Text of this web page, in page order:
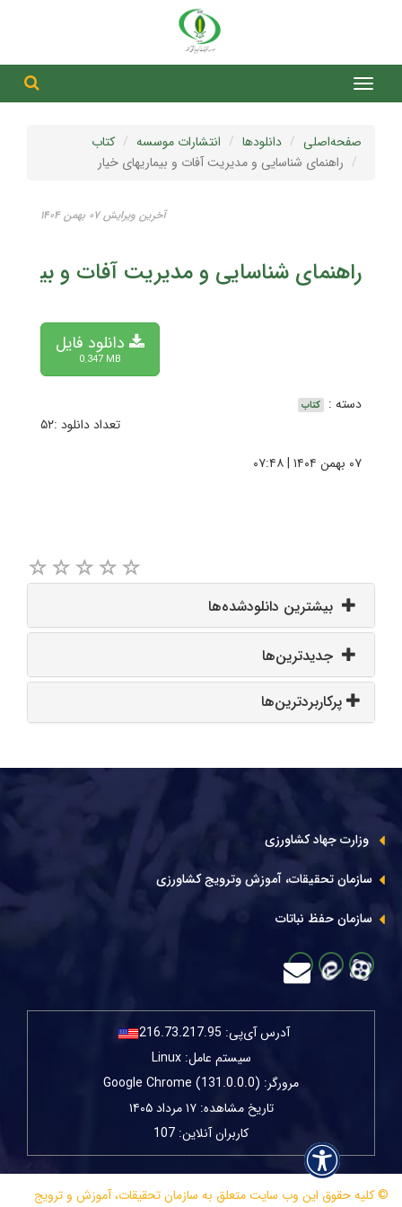
صفحه‌اصلی دانلودها انتشارات موسسه
کتاب
راهنمای شناسایی و مدیریت آفات و بیماریهای خیار
آخرین ویرایش ۰۷ بهمن ۱۴۰۴
راهنمای شناسایی و مدیریت آفات و
دانلود فایل
0.347 MB
دسته : کتاب
تعداد دانلود :۵۲
۰۷ بهمن ۱۴۰۴ | ۰۷:۴۸
بیشترین دانلودشده‌ها
جدیدترین‌ها
پرکاربردترین‌ها
وزارت جهاد کشاورزی
سازمان تحقیقات، آموزش وترویج کشاورزی
سازمان حفظ نباتات
آدرس آی‌پی: 216.73.217.95
سیستم عامل: Linux
مرورگر: Google Chrome (131.0.0.0)
تاریخ مشاهده: ۱۷ مرداد ۱۴۰۵
کاربران آنلاین: 107
© کلیه حقوق این وب سایت متعلق به سازمان تحقیقات، آموزش و ترویج